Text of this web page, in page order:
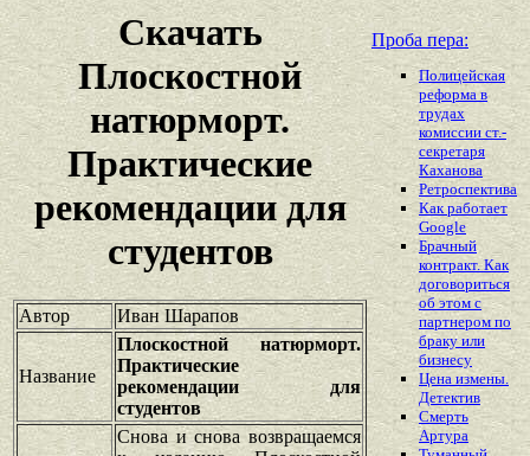
Скачать
Плоскостной
натюрморт.
Практические
рекомендации для
студентов
Автор Иван Шарапов
Название
Плоскостной натюрморт.
Практические
рекомендации для
студентов
Снова и снова возвращаемся
Проба пера:
Полицейская
реформа в
трудах
комиссии ст.-
секретаря
Каханова
Ретроспектива
Как работает
Google
Брачный
контракт. Как
договориться
об этом с
партнером по
браку или
бизнесу
Цена измены.
Детектив
Смерть
Артура